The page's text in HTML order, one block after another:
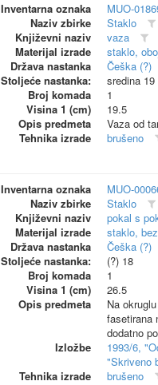
Inventarna oznaka
MUO-
Naziv zbirke
Staklo
Književni naziv
vaza
Materijal izrade
staklo,
Država nastanka
Češka (?)
Stoljeće nastanka:
sredina 19
Broj komada
1
Visina 1 (cm)
19.5
Opis predmeta
Vaza od
Tehnika izrade
brušeno
Inventarna oznaka
MUO-
Naziv zbirke
Staklo
Književni naziv
pokal s
Materijal izrade
staklo,
Država nastanka
Češka (?)
Stoljeće nastanka:
(?) 18
Broj komada
1
Visina 1 (cm)
26.5
Opis predmeta
Na
fasetirana
dodatno
Izložbe
1993/6,
"Skriveno
Tehnika izrade
brušeno